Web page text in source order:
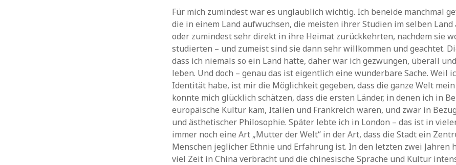
Für mich zumindest war es unglaublich wichtig. Ich beneide manchmal
die in einem Land aufwuchsen, die meisten ihrer Studien im selben
oder zumindest sehr direkt in ihre Heimat zurückkehrten, nachdem sie
studierten – und zumeist sind sie dann sehr willkommen und geachtet.
dass ich niemals so ein Land hatte, daher war ich gezwungen, überall
leben. Und doch – genau das ist eigentlich eine wunderbare Sache. Weil
Identität habe, ist mir die Möglichkeit gegeben, dass die ganze Welt
konnte mich glücklich schätzen, dass die ersten Länder, in denen ich in
europäische Kultur kam, Italien und Frankreich waren, und zwar in
und ästhetischer Philosophie. Später lebte ich in London – das ist in
immer noch eine Art „Mutter der Welt“ in der Art, dass die Stadt ein
Menschen jeglicher Ethnie und Erfahrung ist. In den letzten zwei Jahren
viel Zeit in China verbracht und die chinesische Sprache und Kultur